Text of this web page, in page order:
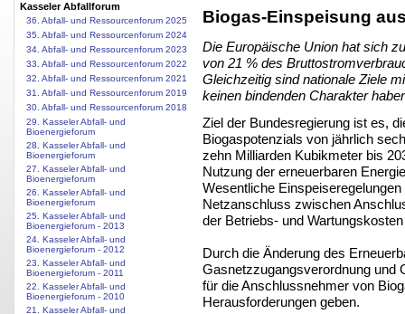
Kasseler Abfallforum
36. Abfall- und Ressourcenforum 2025
35. Abfall- und Ressourcenforum 2024
34. Abfall- und Ressourcenforum 2023
33. Abfall- und Ressourcenforum 2022
32. Abfall- und Ressourcenforum 2021
31. Abfall- und Ressourcenforum 2019
30. Abfall- und Ressourcenforum 2018
29. Kasseler Abfall- und
Bioenergieforum
28. Kasseler Abfall- und
Bioenergieforum
27. Kasseler Abfall- und
Bioenergieforum
26. Kasseler Abfall- und
Bioenergieforum
25. Kasseler Abfall- und
Bioenergieforum - 2013
24. Kasseler Abfall- und
Bioenergieforum - 2012
23. Kasseler Abfall- und
Bioenergieforum - 2011
22. Kasseler Abfall- und
Bioenergieforum - 2010
21. Kasseler Abfall- und
Biogas-Einspeisung
Die Europäische Union hat sich
von 21 % des
Gleichzeitig sind nationale Ziele
keinen bindenden Charakter
Ziel der Bundesregierung ist es,
Biogaspotenzials von jährlich
zehn Milliarden Kubikmeter bis
Nutzung der erneuerbaren
Wesentliche
Netzanschluss zwischen
der Betriebs- und
Durch die Änderung des
Gasnetzzugangsverordnung und
für die Anschlussnehmer von
Herausforderungen geben.